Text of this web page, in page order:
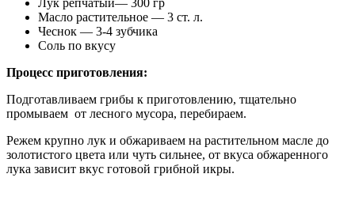
Масло растительное — 3 ст. л.
Чеснок — 3-4 зубчика
Соль по вкусу
Процесс приготовления:
Подготавливаем грибы к приготовлению, тщательно
промываем от лесного мусора, перебираем.
Режем крупно лук и обжариваем на растительном масле до
золотистого цвета или чуть сильнее, от вкуса обжаренного
лука зависит вкус готовой грибной икры.